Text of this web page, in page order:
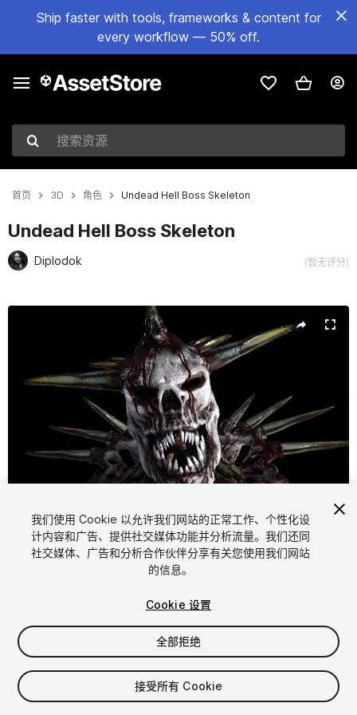
Ship faster with tools, frameworks & content for
every workflow — 50% off.
搜索资源
首页 3D 角色 Undead Hell Boss Skeleton
Undead Hell Boss Skeleton
Diplodok (暂无评分)
1/15
$59.99
增值税将在结算时计算
我们使用 Cookie 以允许我们网站的正常工作、个性化设
计内容和广告、提供社交媒体功能并分析流量。我们还同
社交媒体、广告和分析合作伙伴分享有关您使用我们网站
的信息。
Cookie 设置
全部拒绝
接受所有 Cookie